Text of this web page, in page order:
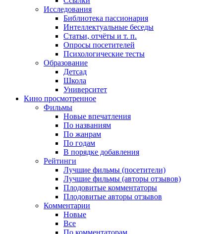
Исследования
Библиотека пассионария
Интеллектуальные беседы
Статьи, отчёты и т. п.
Опросы посетителей
Психологические тесты
Образование
Детсад
Школа
Университет
Кино просмотренное
Фильмы
Новые впечатления
По названиям
По жанрам
По годам
В порядке добавления
Рейтинги
Лучшие фильмы (посетители)
Лучшие фильмы (авторы отзывов)
Плодовитые комментаторы
Плодовитые авторы отзывов
Комментарии
Новые
Все
По комментаторам